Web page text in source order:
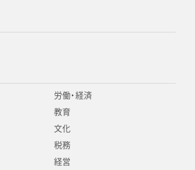
労働・経済
教育
文化
税務
経営